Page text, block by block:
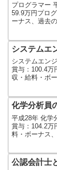
プログラマー
59.9万円プロ
ーナス、過去
システムエ
システムエン
賞与：100.4万
収・給料・ボ
化学分析員
平成28年 化学
賞与：104.2万
料・ボーナス
公認会計士